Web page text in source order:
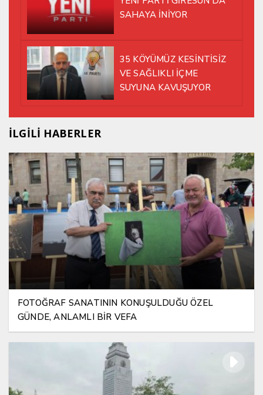
SAHAYA İNİYOR
35 KÖYÜMÜZ KESİNTİSİZ
VE SAĞLIKLI İÇME
SUYUNA KAVUŞUYOR
İLGİLİ HABERLER
FOTOĞRAF SANATININ KONUŞULDUĞU ÖZEL
GÜNDE, ANLAMLI BİR VEFA